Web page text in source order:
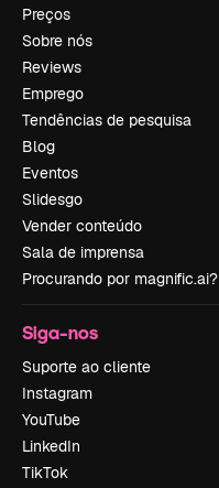
Preços
Sobre nós
Reviews
Emprego
Tendências de pesquisa
Blog
Eventos
Slidesgo
Vender conteúdo
Sala de imprensa
Procurando por magnific.ai?
Siga-nos
Suporte ao cliente
Instagram
YouTube
LinkedIn
TikTok